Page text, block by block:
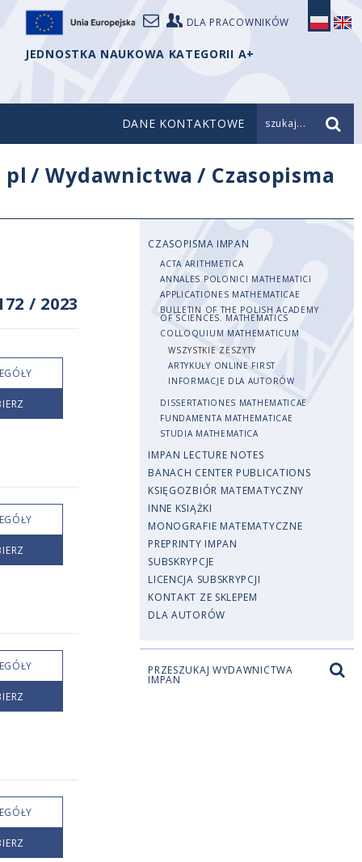
DLA PRACOWNIKÓW
JEDNOSTKA NAUKOWA KATEGORII A+
DANE KONTAKTOWE szukaj...
pl /Wydawnictwa / Czasopisma
/ 2023
CZASOPISMA IMPAN
ACTA ARITHMETICA
ANNALES POLONICI MATHEMATICI
APPLICATIONES MATHEMATICAE
BULLETIN OF THE POLISH ACADEMY
OF SCIENCES. MATHEMATICS
COLLOQUIUM MATHEMATICUM
WSZYSTKIE ZESZYTY
ARTYKUŁY ONLINE FIRST
INFORMACJE DLA AUTORÓW
DISSERTATIONES MATHEMATICAE
FUNDAMENTA MATHEMATICAE
STUDIA MATHEMATICA
IMPAN LECTURE NOTES
BANACH CENTER PUBLICATIONS
KSIĘGOZBIÓR MATEMATYCZNY
INNE KSIĄŻKI
MONOGRAFIE MATEMATYCZNE
PREPRINTY IMPAN
SUBSKRYPCJE
LICENCJA SUBSKRYPCJI
KONTAKT ZE SKLEPEM
DLA AUTORÓW
PRZESZUKAJ WYDAWNICTWA
IMPAN